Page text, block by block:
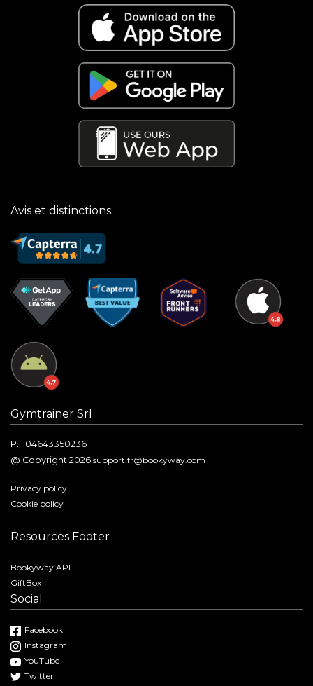
Avis et distinctions
Gymtrainer Srl
P.I. 04643350236
@ Copyright 2026 support.fr@bookyway.com
Privacy policy
Cookie policy
Resources Footer
Bookyway API
GiftBox
Social
Facebook
Instagram
YouTube
Twitter